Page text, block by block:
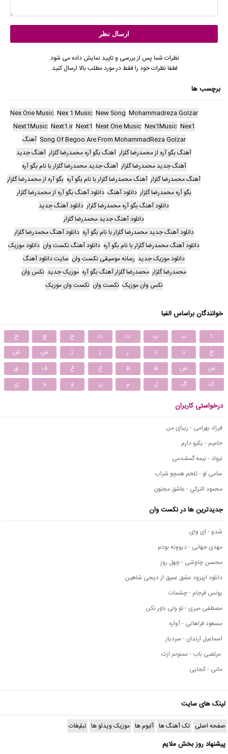
نظرات شما پس از بررسی و تایید نمایش داده می شود.
لطفا نظرات خود را فقط در مورد مطلب بالا ارسال کنید.
برچسب ها
Mohammadreza Golzar
New Song
Nex 1 Music
Nex One Music
Nex1
Nex1Music
Next One Music
Next1
Next1.ir
Next1Music
Song Of Begoo Are From MohammadReza Golzar آهنگ
آهنگ بگو آره از محمدرضا گلزار آهنگ بگو آره محمدرضا گلزار آهنگ جدید
آهنگ جدید محمدرضا گلزار آهنگ جدید محمدرضا گلزار با نام بگو آره
آهنگ محمدرضا گلزار آهنگ محمدرضا گلزار با نام بگو آره بگو آره از محمدرضا گلزار
بگو آره محمدرضا گلزار دانلود آهنگ دانلود آهنگ بگو آره از محمدرضا گلزار
دانلود آهنگ بگو آره محمدرضا گلزار دانلود آهنگ جدید
دانلود آهنگ جدید محمدرضا گلزار
دانلود آهنگ جدید محمدرضا گلزار با نام بگو آره دانلود آهنگ محمدرضا گلزار
دانلود آهنگ محمدرضا گلزار با نام بگو آره دانلود آهنگ نکست وان دانلود موزیک
دانلود موزیک جدید رسانه موسیقی نکست وان سایت دانلود آهنگ
محمدرضا گلزار محمدرضا گلزار آهنگ بگو آره موزیک جدید نکس وان
نکس وان موزیک نکست وان نکست وان موزیک
خوانندگان براساس الفبا
ا ب پ ت ث ج چ
ح
خ
د ذ ر ز ژ س
ش
ص
ض ط ظ ع غ ف
ق
ک
گ ل م ن و ه ی
درخواستی کاربران
فرزاد بهرامی - زیبای من
حامیم - یکیو دارم
نیواد - نیمه گمشدمی
سامی لو - تلخم همچو شراب
محمود التركي - عاشق مجنون
جدیدترین ها در نکست وان
شدو - ای وای
مهدی جهانی - دیوونه بودم
محسن چاوشی - چهل روز
دانلود اپیزود عشق عمیق از دیجی شاهین
یونس فرجام - چشمات
مصطفی میری - تو ولی باور نکن
مسعود فراهانی - آواره
اسماعیل ارندان - سردیار
مرتضی باب - ممنونم ازت
مانی - کجایی
لینک های سایت
صفحه اصلی تک آهنگ ها آلبوم ها موزیک ویدئو ها تبلیغات
پیشنهاد روز بخش ملایم